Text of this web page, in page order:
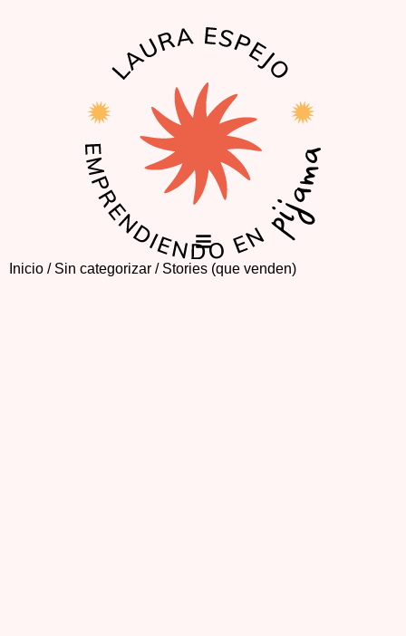
Inicio / Sin categorizar / Stories (que venden)